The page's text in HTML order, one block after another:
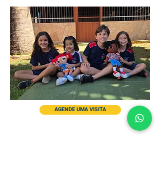
AGENDE UMA VISITA